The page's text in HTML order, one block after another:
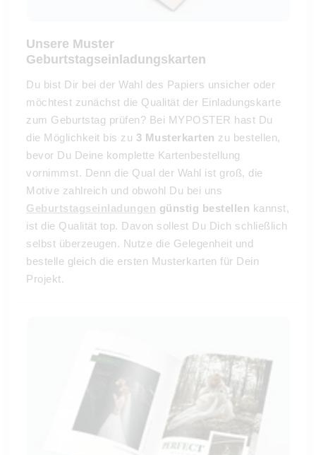
Unsere Muster
Geburtstagseinladungskarten
Du bist Dir bei der Wahl des Papiers unsicher oder
möchtest zunächst die Qualität der Einladungskarte
zum Geburtstag prüfen? Bei MYPOSTER hast Du
die Möglichkeit bis zu 3 Musterkarten zu bestellen,
bevor Du Deine komplette Kartenbestellung
vornimmst. Denn die Qual der Wahl ist groß, die
Motive zahlreich und obwohl Du bei uns
Geburtstagseinladungen günstig bestellen kannst,
ist die Qualität top. Davon sollest Du Dich schließlich
selbst überzeugen. Nutze die Gelegenheit und
bestelle gleich die ersten Musterkarten für Dein
Projekt.